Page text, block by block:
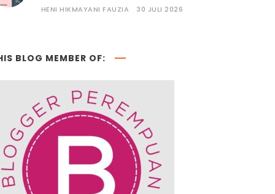
HENI HIKMAYANI FAUZIA 30 JULI 2026
BLOG MEMBER OF: